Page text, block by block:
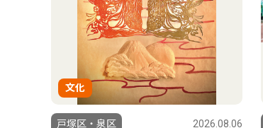
文化
戸塚区・泉区 2026.08.06